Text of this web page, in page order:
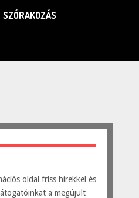
SZÓRAKOZÁS
oldal friss hírekkel és
a megújult